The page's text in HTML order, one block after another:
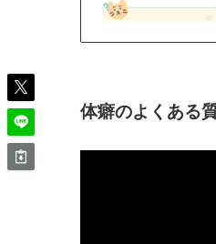
体癖のよくある